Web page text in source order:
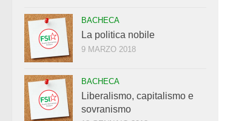
BACHECA
La politica nobile
9 MARZO 2018
BACHECA
Liberalismo, capitalismo e
sovranismo